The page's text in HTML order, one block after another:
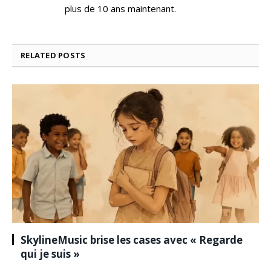
plus de 10 ans maintenant.
RELATED POSTS
SkylineMusic brise les cases avec « Regarde
qui je suis »